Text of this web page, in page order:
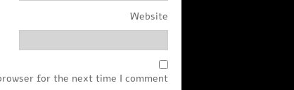
Website
for the next time I comment.